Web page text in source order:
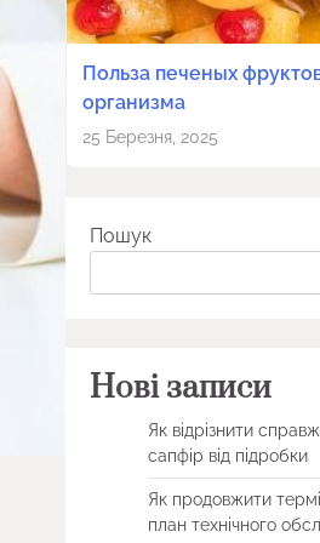
Польза печеных
организма
25 Березня, 2025
Пошук
Нові записи
Як відрізнити
сапфір від підробки
Як продовжити
план технічного